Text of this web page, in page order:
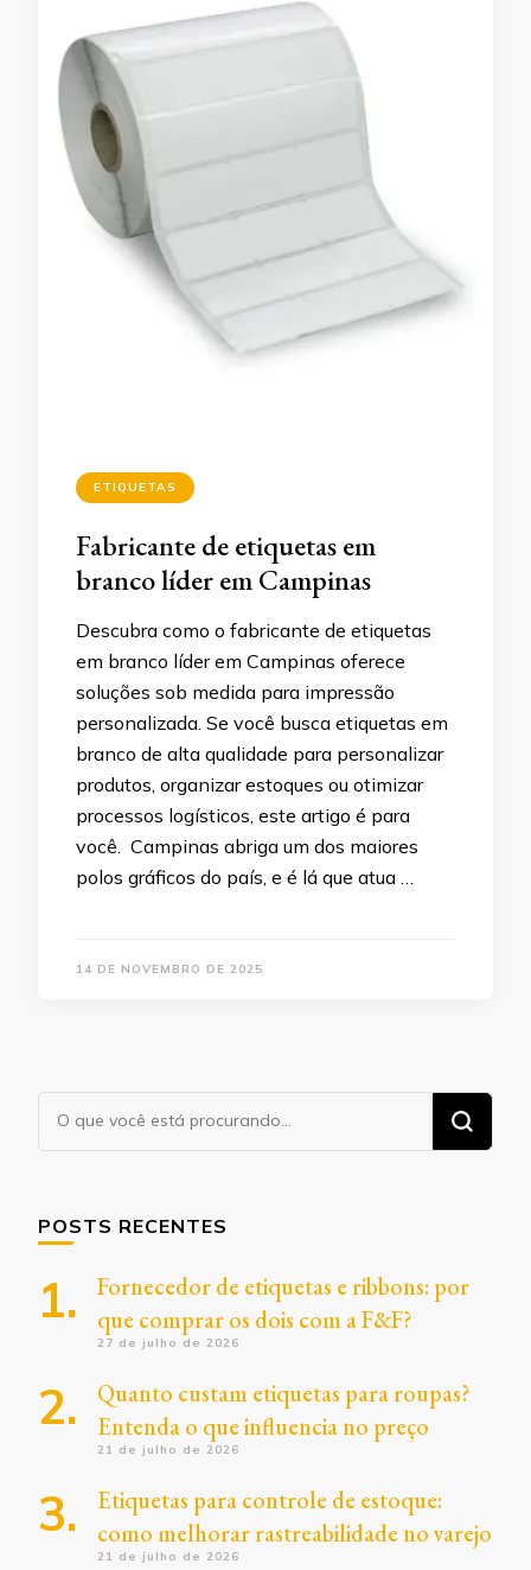
ETIQUETAS
Fabricante de etiquetas em
branco líder em Campinas
Descubra como o fabricante de etiquetas
em branco líder em Campinas oferece
soluções sob medida para impressão
personalizada. Se você busca etiquetas em
branco de alta qualidade para personalizar
produtos, organizar estoques ou otimizar
processos logísticos, este artigo é para
você. Campinas abriga um dos maiores
polos gráficos do país, e é lá que atua …
14 DE NOVEMBRO DE 2025
Procurando
algo?
POSTS RECENTES
Fornecedor de etiquetas e ribbons: por
que comprar os dois com a F&F?
27 de julho de 2026
Quanto custam etiquetas para roupas?
Entenda o que influencia no preço
21 de julho de 2026
Etiquetas para controle de estoque:
como melhorar rastreabilidade no varejo
21 de julho de 2026